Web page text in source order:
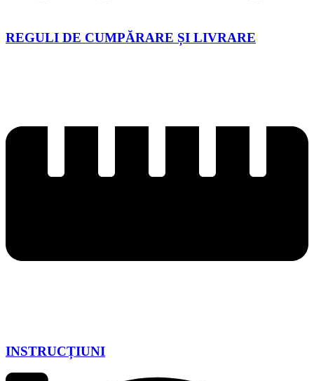
REGULI DE CUMPĂRARE ȘI LIVRARE
INSTRUCȚIUNI